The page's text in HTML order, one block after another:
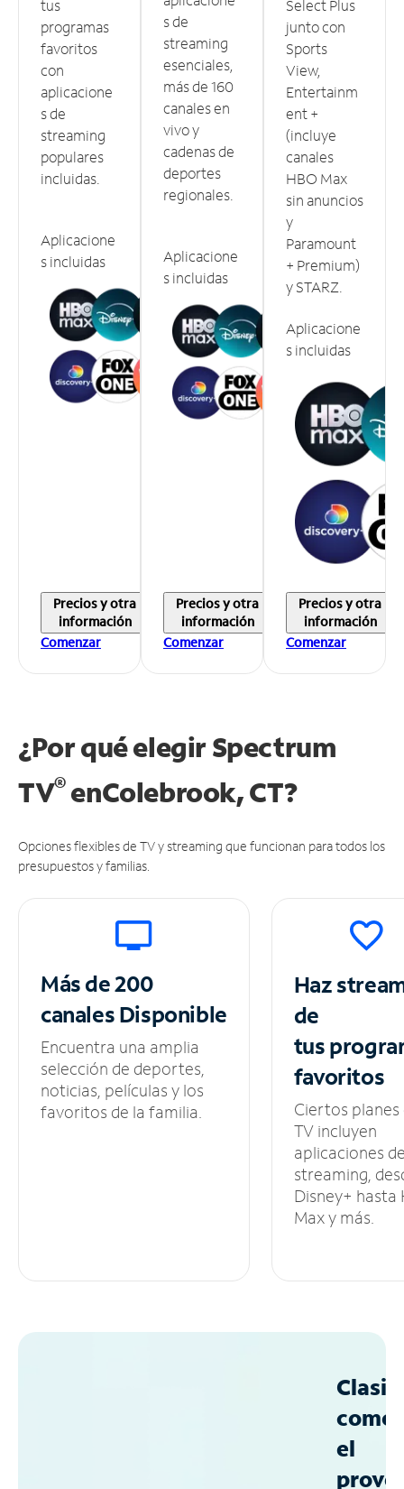
tus
programas
favoritos
con
aplicacione
s de
streaming
populares
incluidas.
Aplicacione
s incluidas
Precios y otra
información
Comenzar
s de
streaming
esenciales,
más de 160
canales en
vivo y
cadenas de
deportes
regionales.
Aplicacione
s incluidas
Precios y otra
información
Comenzar
Select Plus
junto con
Sports
View,
Entertainm
ent +
(incluye
canales
HBO Max
sin anuncios
y
Paramount
+ Premium)
y STARZ.
Aplicacione
s incluidas
Precios y otra
información
Comenzar
¿Por qué elegir Spectrum
TV®enColebrook, CT?
Opciones flexibles de TV y streaming que funcionan para todos los
presupuestos y familias.
Más de 200
canalesDisponible
Encuentra una amplia
selección de deportes,
noticias, películas y los
favoritos de la familia.
Haz
de
tus
favoritos
Ciertos planes
TV incluyen
aplicaciones
streaming,
Disney+ hasta
Max y más.
como
el